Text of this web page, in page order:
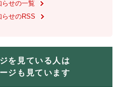
せの一覧
らせのRSS
を見ている人は
ジも見ています